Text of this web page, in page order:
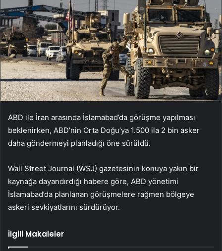
ABD ile İran arasında İslamabad’da görüşme yapılması
beklenirken, ABD’nin Orta Doğu’ya 1.500 ila 2 bin asker
daha göndermeyi planladığı öne sürüldü.
Wall Street Journal (WSJ) gazetesinin konuya yakın bir
kaynağa dayandırdığı habere göre, ABD yönetimi
İslamabad’da planlanan görüşmelere rağmen bölgeye
askeri sevkiyatlarını sürdürüyor.
İlgili Makaleler